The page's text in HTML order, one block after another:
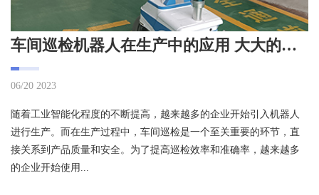
车间巡检机器人在生产中的应用 大大的提升效率
06/20 2023
随着工业智能化程度的不断提高，越来越多的企业开始引入机器人
进行生产。而在生产过程中，车间巡检是一个至关重要的环节，直
接关系到产品质量和安全。为了提高巡检效率和准确率，越来越多
的企业开始使用...